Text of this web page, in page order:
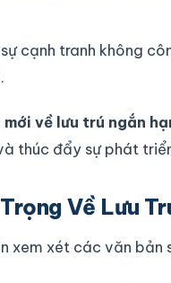
cạnh tranh không
mới về lưu trú ngắn
thúc đẩy sự phát
Về Lưu
xem xét các văn bản